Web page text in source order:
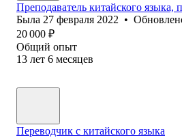
Преподаватель китайского языка,
Была 27 февраля 2022 •
20 000 ₽
Общий опыт
13 лет 6 месяцев
Переводчик с китайского языка